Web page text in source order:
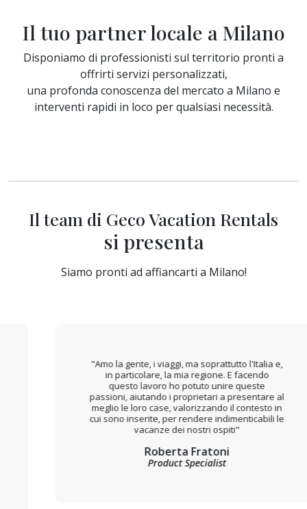
Il tuo partner locale a Milano
Disponiamo di professionisti sul territorio pronti a
offrirti servizi personalizzati,
una profonda conoscenza del mercato a Milano e
interventi rapidi in loco per qualsiasi necessità.
Il team di Geco Vacation Rentals
si presenta
Siamo pronti ad affiancarti a Milano!
"Amo la gente, i viaggi, ma soprattutto l'Italia e,
in particolare, la mia regione. E facendo
questo lavoro ho potuto unire queste
passioni, aiutando i proprietari a presentare al
meglio le loro case, valorizzando il contesto in
cui sono inserite, per rendere indimenticabili le
vacanze dei nostri ospiti"
Roberta Fratoni
Product Specialist